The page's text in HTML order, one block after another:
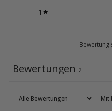
1
Bewertung
Bewertungen 2
Mit